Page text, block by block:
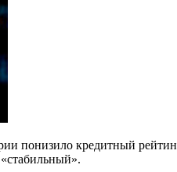
понизило кредитный